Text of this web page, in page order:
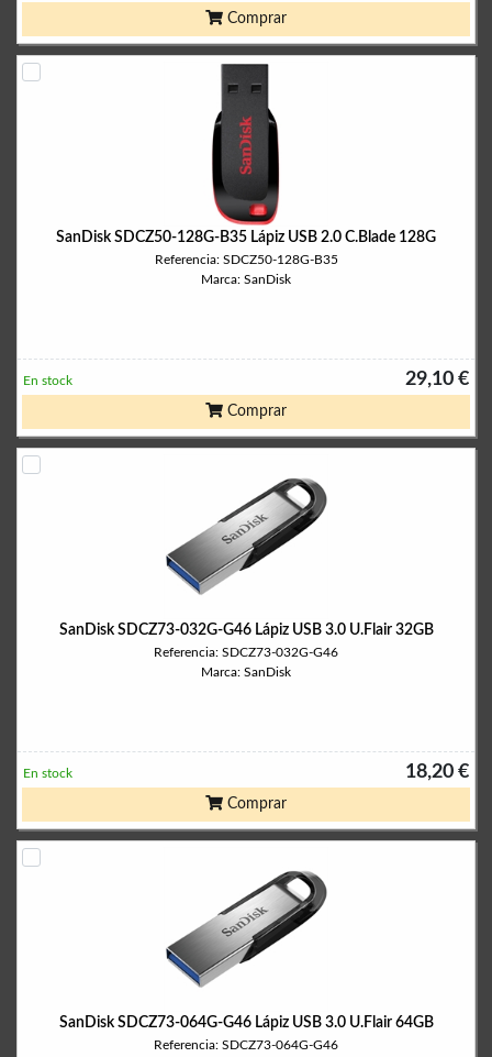
Comprar
SanDisk SDCZ50-128G-B35 Lápiz USB 2.0 C.Blade 128G
Referencia: SDCZ50-128G-B35
Marca: SanDisk
29,10 €
En stock
Comprar
SanDisk SDCZ73-032G-G46 Lápiz USB 3.0 U.Flair 32GB
Referencia: SDCZ73-032G-G46
Marca: SanDisk
18,20 €
En stock
Comprar
SanDisk SDCZ73-064G-G46 Lápiz USB 3.0 U.Flair 64GB
Referencia: SDCZ73-064G-G46